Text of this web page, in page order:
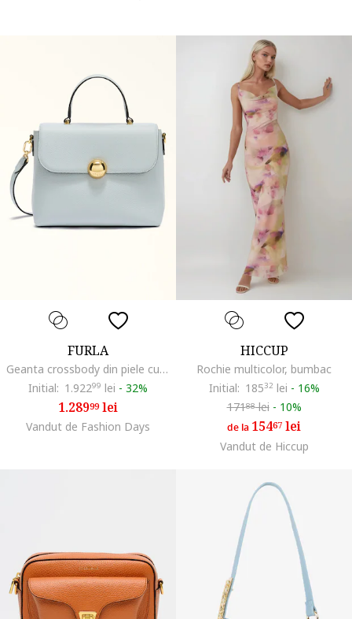
FURLA
Geanta crossbody din piele cu maner fix Moonlight, Negru/Albastru azur
Initial: 1.92299 lei - 32%
1.28999lei
Vandut de Fashion Days
HICCUP
Rochie multicolor, bumbac
Initial: 18532 lei - 16%
17188lei - 10%
de la 15467 lei
Vandut de Hiccup